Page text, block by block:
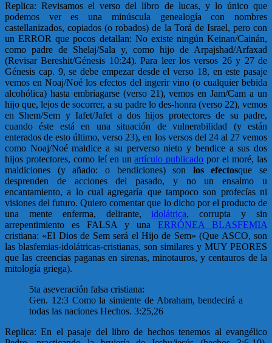
Replica: Revisamos el verso del libro de lucas, y lo único que
podemos ver es una minúscula genealogía con nombres
castellanizados, copiados (o robados) de la Torá de Israel, pero con
un ERROR que pocos detallan: No existe ningún Keinan/Cainán,
como padre de Shelaj/Sala y, como hijo de Arpajshad/Arfaxad
(Revisar Bereshit/Génesis 10:24). Para leer los versos 26 y 27 de
Génesis cap. 9, se debe empezar desde el verso 18, en este pasaje
vemos en Noaj/Noé los efectos del ingerir vino (o cualquier bebida
alcohólica) hasta embriagarse (verso 21), vemos en Jam/Cam a un
hijo que, lejos de socorrer, a su padre lo des-honra (verso 22), vemos
en Shem/Sem y Iafet/Jafet a dos hijos protectores de su padre,
cuando éste está en una situación de vulnerabilidad (y están
enterados de esto último, verso 23), en los versos del 24 al 27 vemos
como Noaj/Noé maldice a su perverso nieto y bendice a sus dos
hijos protectores, como leí en unartículo publicado por el moré, las
maldiciones (y añado: o bendiciones) son los efectosque se
desprenden de acciones del pasado, y no un ensalmo u
encantamiento, a lo cual agregaría que tampoco son profecías ni
visiones del futuro. Quiero comentar que lo dicho por el producto de
una mente enferma, delirante, idolátrica, corrupta y sin
arrepentimiento es FALSA y una ERRÓNEA BLASFEMIA
cristiana: «El Dios de Sem será el Hijo de Sem» (Que ASCO, son
las blasfemias-idolátricas-cristianas, son similares y MUY PEORES
que las creencias paganas en sirenas, minotauros, y centauros de la
mitología griega).
5ta aseveración falsa cristiana:
Gen. 12:3 Como la simiente de Abraham, bendecirá a
todas las naciones Hechos. 3:25,26
Replica: En el pasaje del libro de hechos tenemos al evangélico